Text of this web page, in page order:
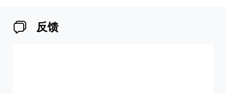
反馈